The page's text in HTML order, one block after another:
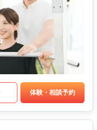
体験・相談予約